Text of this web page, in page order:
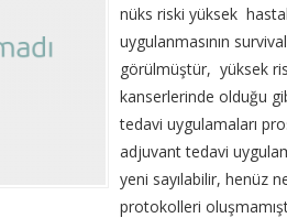
nüks riski yüksek
uygulanmasının
görülmüştür, yüksek
kanserlerinde olduğu
tedavi uygulamaları
adjuvant tedavi
yeni sayılabilir, henüz
protokolleri